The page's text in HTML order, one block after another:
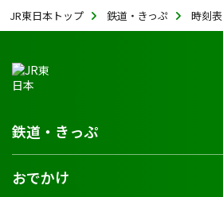
JR東日本トップ 鉄道・きっぷ 時刻表
鉄道・きっぷ
おでかけ